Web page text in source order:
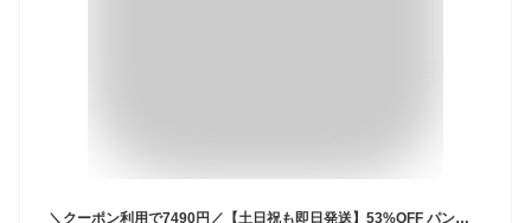
＼クーポン利用で7490円／【土日祝も即日発送】53%OFF パンツ セットアップ 入学式 ママスーツ 卒業式 スーツ 母親 入園式 卒園式 お宮参り 七五三 レディース セレモニースーツ フォーマル 黒 ネイビー カジュアル おしゃれ コーデ かっこいい 試着チケット対象